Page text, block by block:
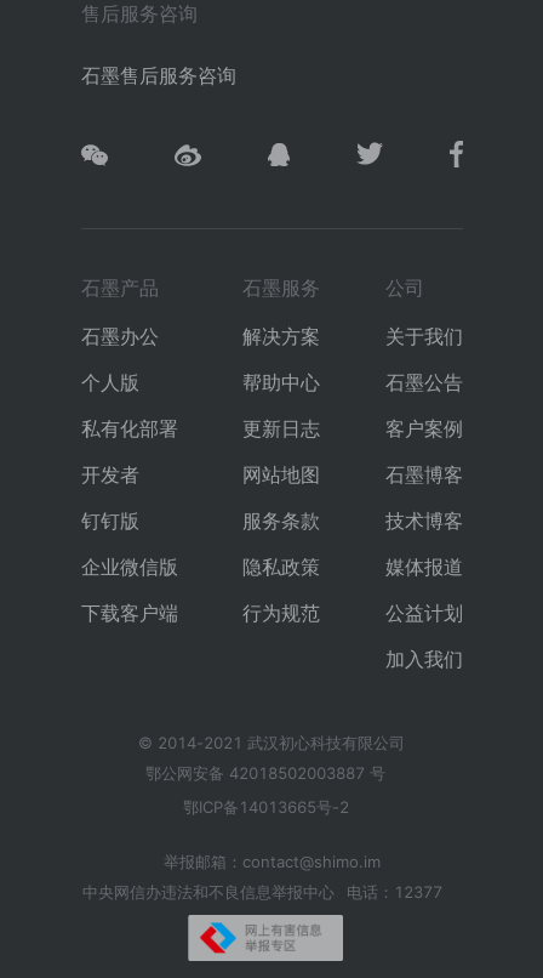
售后服务咨询
石墨售后服务咨询
石墨产品
石墨办公
个人版
私有化部署
开发者
钉钉版
企业微信版
下载客户端
石墨服务
解决方案
帮助中心
更新日志
网站地图
服务条款
隐私政策
行为规范
公司
关于我们
石墨公告
客户案例
石墨博客
技术博客
媒体报道
公益计划
加入我们
© 2014-2021 武汉初心科技有限公司
鄂公网安备 42018502003887 号
鄂ICP备14013665号-2
举报邮箱：contact@shimo.im
中央网信办违法和不良信息举报中心
电话：12377